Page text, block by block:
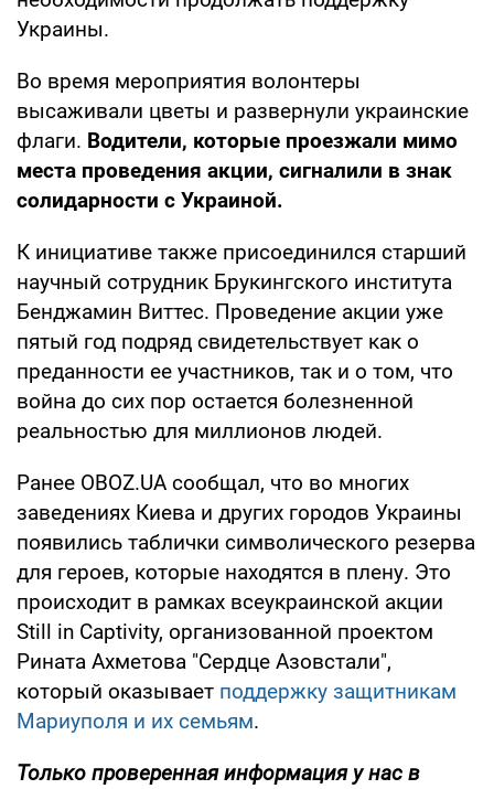
Украины.
Во время мероприятия волонтеры
высаживали цветы и развернули украинские
флаги. Водители, которые проезжали мимо
места проведения акции, сигналили в знак
солидарности с Украиной.
К инициативе также присоединился старший
научный сотрудник Брукингского института
Бенджамин Виттес. Проведение акции уже
пятый год подряд свидетельствует как о
преданности ее участников, так и о том, что
война до сих пор остается болезненной
реальностью для миллионов людей.
Ранее OBOZ.UA сообщал, что во многих
заведениях Киева и других городов Украины
появились таблички символического резерва
для героев, которые находятся в плену. Это
происходит в рамках всеукраинской акции
Still in Captivity, организованной проектом
Рината Ахметова "Сердце Азовстали",
который оказывает поддержку защитникам
Мариуполя и их семьям.
Только проверенная информация у нас в